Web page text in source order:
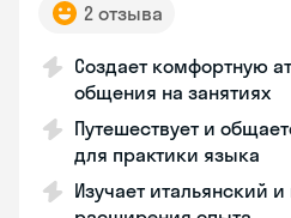
2 отзыва
Создает комфортную
общения на занятиях
Путешествует и
для практики языка
Изучает итальянский